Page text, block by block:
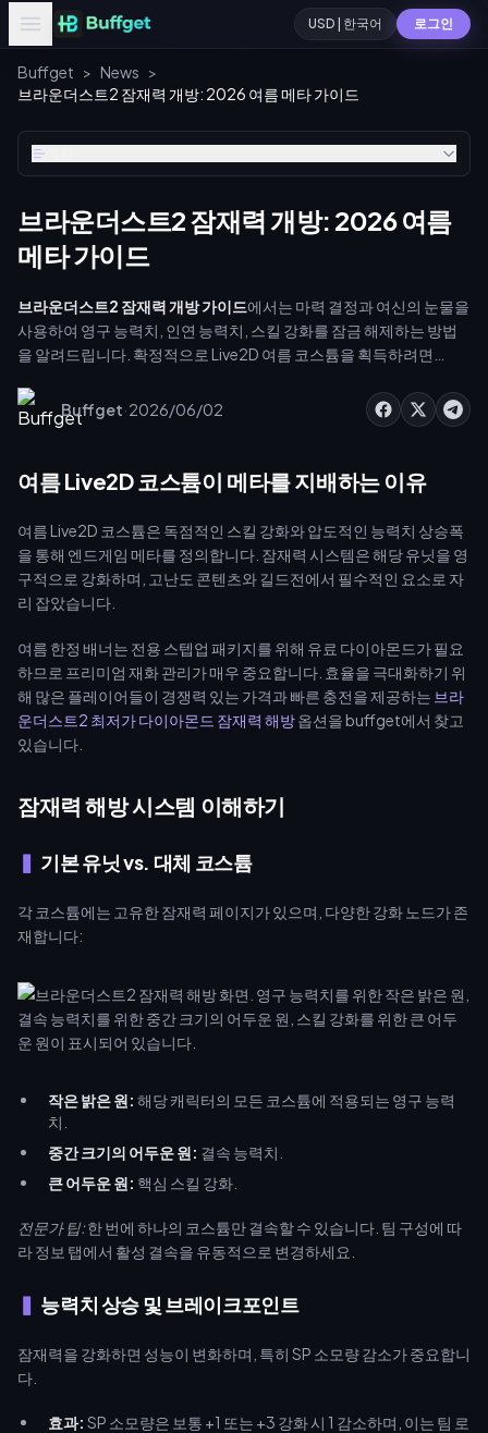
USD | 한국어 로그인
Buffget > News >
브라운더스트2 잠재력 개방: 2026 여름 메타 가이드
브라운더스트2 잠재력 개방: 2026 여름
메타 가이드
브라운더스트2 잠재력 개방 가이드에서는 마력 결정과 여신의 눈물을
사용하여 영구 능력치, 인연 능력치, 스킬 강화를 잠금 해제하는 방법
을 알려드립니다. 확정적으로 Live2D 여름 코스튬을 획득하려면
혜택을 제공하는 외부 결제 수단을 통해 다이아몬드 지출을 최적화할
수 있습니다. 여름 배너 일정, 재화 파밍, 그리고 효율적인 다이아몬드
Buffget·2026/06/02
여름 Live2D 코스튬이 메타를 지배하는 이유
여름 Live2D 코스튬은 독점적인 스킬 강화와 압도적인 능력치 상승폭
을 통해 엔드게임 메타를 정의합니다. 잠재력 시스템은 해당 유닛을 영
구적으로 강화하며, 고난도 콘텐츠와 길드전에서 필수적인 요소로 자
리 잡았습니다.
여름 한정 배너는 전용 스텝업 패키지를 위해 유료 다이아몬드가 필요
하므로 프리미엄 재화 관리가 매우 중요합니다. 효율을 극대화하기 위
해 많은 플레이어들이 경쟁력 있는 가격과 빠른 충전을 제공하는 브라
운더스트2 최저가 다이아몬드 잠재력 해방옵션을 buffget에서 찾고
있습니다.
잠재력 해방 시스템 이해하기
기본 유닛 vs. 대체 코스튬
각 코스튬에는 고유한 잠재력 페이지가 있으며, 다양한 강화 노드가 존
재합니다:
작은 밝은 원: 해당 캐릭터의 모든 코스튬에 적용되는 영구 능력
치.
중간 크기의 어두운 원: 결속 능력치.
큰 어두운 원: 핵심 스킬 강화.
전문가 팁:한 번에 하나의 코스튬만 결속할 수 있습니다. 팀 구성에 따
라 정보 탭에서 활성 결속을 유동적으로 변경하세요.
능력치 상승 및 브레이크포인트
잠재력을 강화하면 성능이 변화하며, 특히 SP 소모량 감소가 중요합니
다.
효과: SP 소모량은 보통 +1 또는 +3 강화 시 1 감소하며, 이는 팀 로